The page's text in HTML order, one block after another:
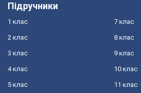
Підручники
1 клас
2 клас
3 клас
4 клас
5 клас
7 клас
8 клас
9 клас
10 клас
11 клас